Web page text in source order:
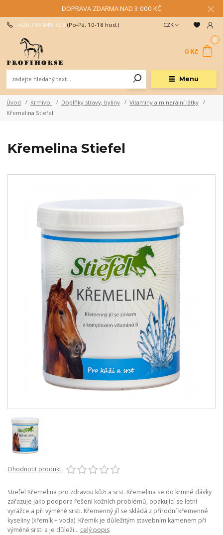
DOPRAVA ZDARMA NAD 3 000 KČ
Menu
CZK
+420 734 845 393 (Po-Pá, 10-18 hod.)
0
0 Kč
Úvod Krmivo Doplňky stravy, byliny
Vitamíny a minerální látky
Křemelina Stiefel
Křemelina Stiefel
Ohodnotit produkt
Stiefel Křemelina pro zdravou kůži a srst. Křemelina se do krmné dávky
zařazuje jako podpora řešení kožních problémů, opakující se letní
vyrážce a při výměně srsti. Křemenný jíl se skládá z přírodní křemenné
kyseliny (křemík + voda). Křemík je důležitým stavebním kamenem při
výměně srsti a je důleži... celý popis